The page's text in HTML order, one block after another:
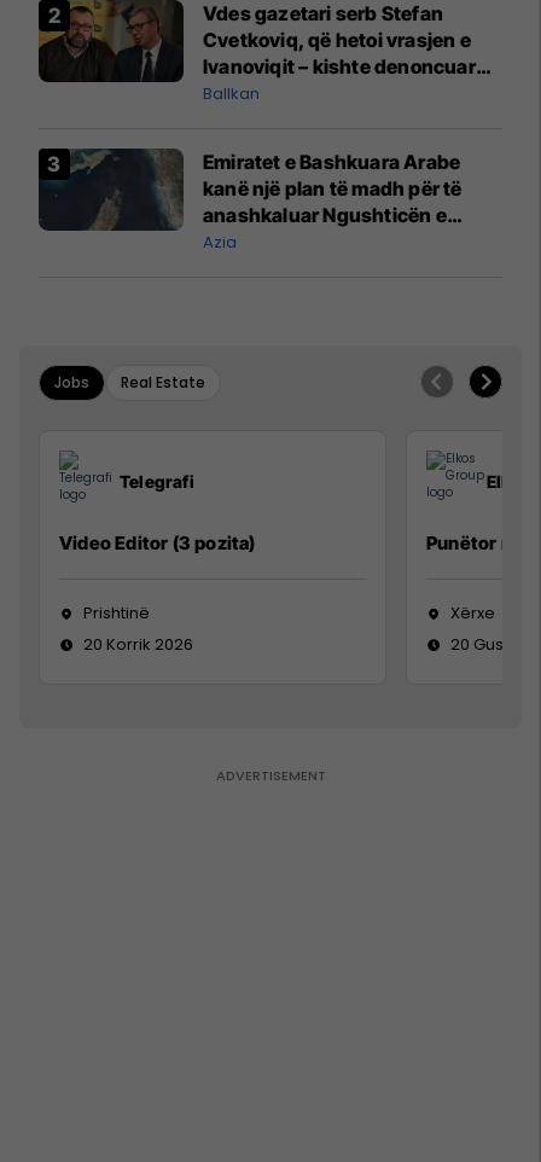
Vdes gazetari serb Stefan
Cvetkoviq, që hetoi vrasjen e
Ivanoviqit – kishte denoncuar
kërcënime ndaj vëllezërve
Ballkan
Emiratet e Bashkuara Arabe
kanë një plan të madh për të
anashkaluar Ngushticën e
Hormuzit
Azia
Jobs Real Estate
Telegrafi
Video Editor (3 pozita)
Prishtinë
20 Korrik 2026
Elkos
Punëtor në
Xërxe
20 Gusht